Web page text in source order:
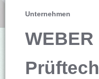
Unternehmen